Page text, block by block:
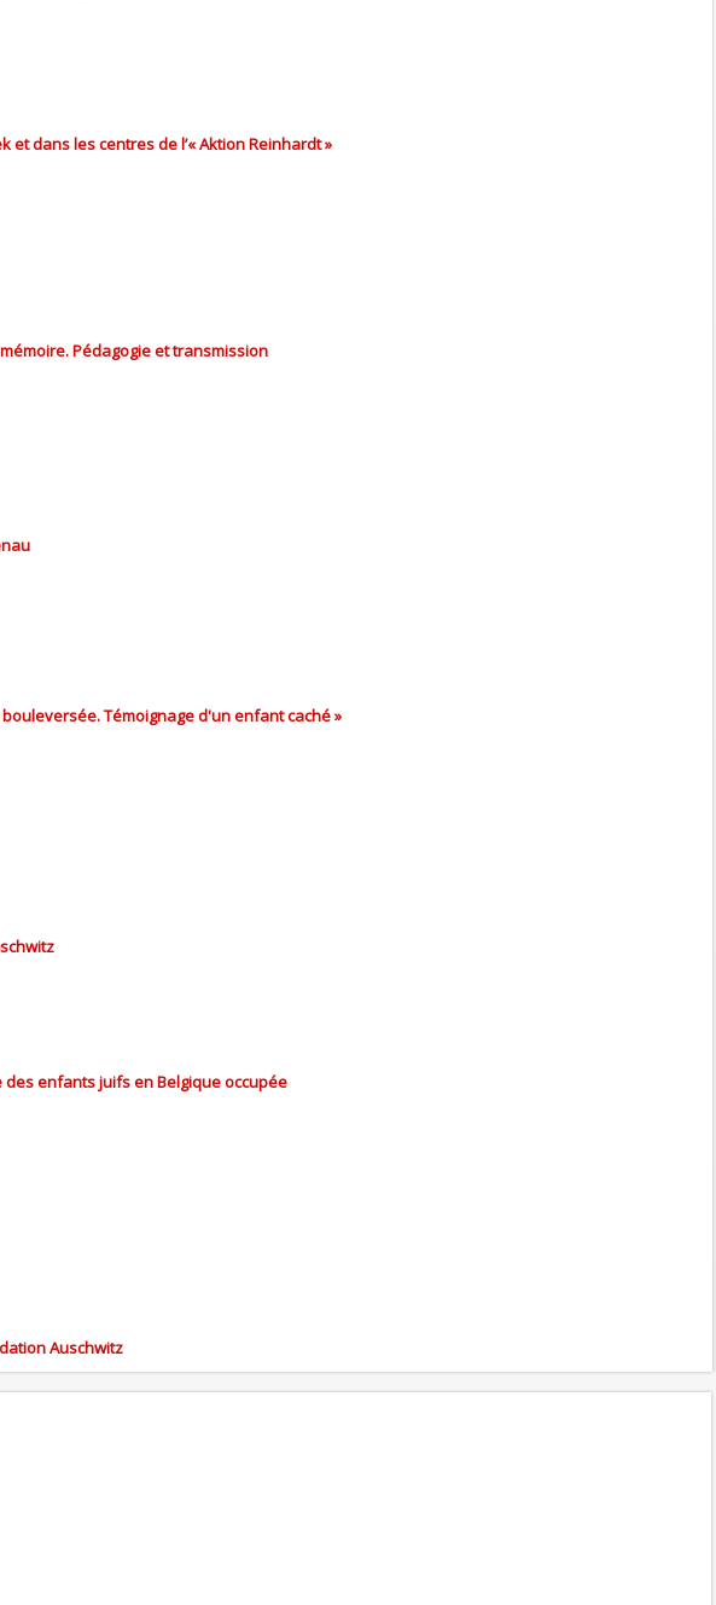
Pédagogie et transmission
Témoignage d'un enfant caché »
des enfants juifs en Belgique occupée
et dans les centres de l’« Aktion Reinhardt »
Auschwitz